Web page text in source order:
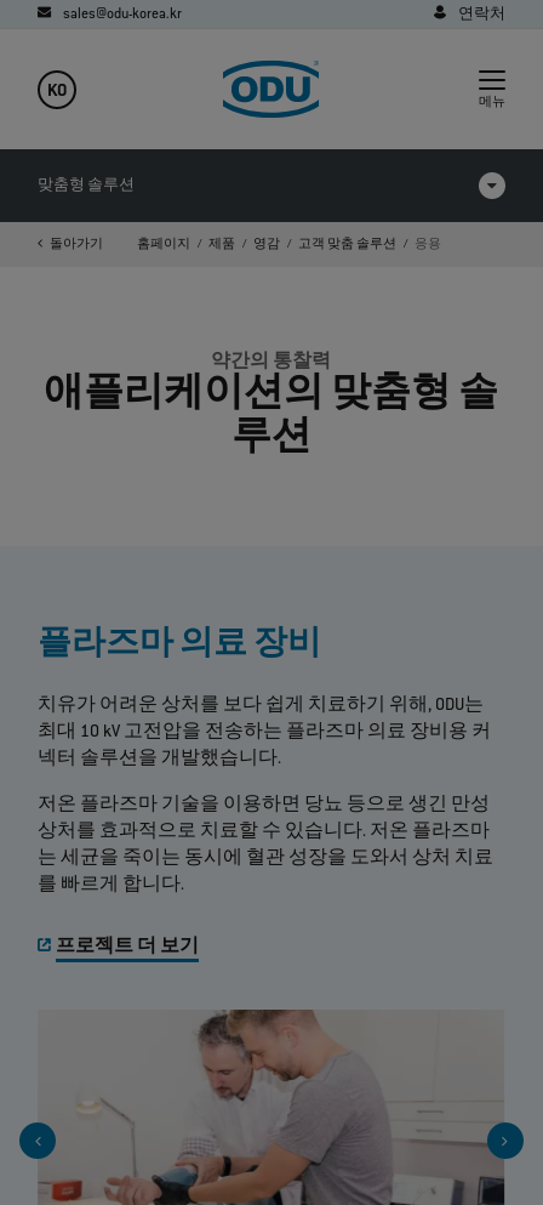
sales@odu-korea.kr 연락처
KO
메뉴
맞춤형 솔루션
응용
돌아가기 홈페이지 제품 영감 고객 맞춤 솔루션 응용
약간의 통찰력
애플리케이션의 맞춤형 솔
루션
플라즈마 의료 장비
치유가 어려운 상처를 보다 쉽게 치료하기 위해, ODU는
최대 10 kV 고전압을 전송하는 플라즈마 의료 장비용 커
넥터 솔루션을 개발했습니다.
저온 플라즈마 기술을 이용하면 당뇨 등으로 생긴 만성
상처를 효과적으로 치료할 수 있습니다. 저온 플라즈마
는 세균을 죽이는 동시에 혈관 성장을 도와서 상처 치료
를 빠르게 합니다.
프로젝트 더 보기